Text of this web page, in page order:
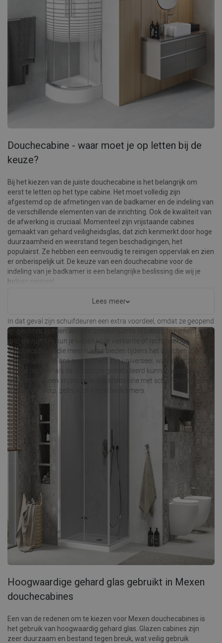
Douchecabine - waar moet je op letten bij de
keuze?
Bij het kiezen van de juiste douchecabine is het belangrijk om
eerst te letten op het type cabine. Het moet volledig zijn
afgestemd op de afmetingen van de badkamer en de indeling van
de verschillende elementen van de inrichting. Ook de kwaliteit van
de afwerking is cruciaal. Momenteel zijn vrijstaande cabines
gemaakt van gehard veiligheidsglas, dat zich kenmerkt door hoge
duurzaamheid en weerstand tegen beschadigingen, het
populairst. Ze hebben een eenvoudig te reinigen oppervlak en zien
er onberispelijk uit. De keuze van een douchecabine voor de
indeling van je badkamer is een belangrijke beslissing die wij je
helpen nemen!
Voor kleine badkamers is een halfronde douchecabine ideaal. Deze
In dat geval zijn schuifdeuren een extra voordeel, omdat ze geopend
en gesloten kunnen worden zonder ruimte in beslag te nemen. In
grotere ruimtes kun je kiezen voor vierkante of rechthoekige
douchecabines, die meer ruimte bieden tijdens het douchen. De
meeste opties in ons assortiment zijn universeel, waardoor ze zowel
aan de rechter- als de linkerzijde geïnstalleerd kunnen worden. Een
leuke optie is een vrijstaande douchecabine met schuifdeuren in een
walk-in ontwerp, zelfs voor kleine badkamers.
Lees meer
Hoogwaardige gehard glas gebruikt in Mexen
douchecabines
Een van de redenen om te kiezen voor Mexen douchecabines is
het gebruik van hoogwaardig gehard glas. Glazen cabines zijn
zeer duurzaam en bestand tegen breuk, wat veilig gebruik